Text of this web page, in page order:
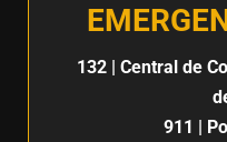
132| Central de
911 |